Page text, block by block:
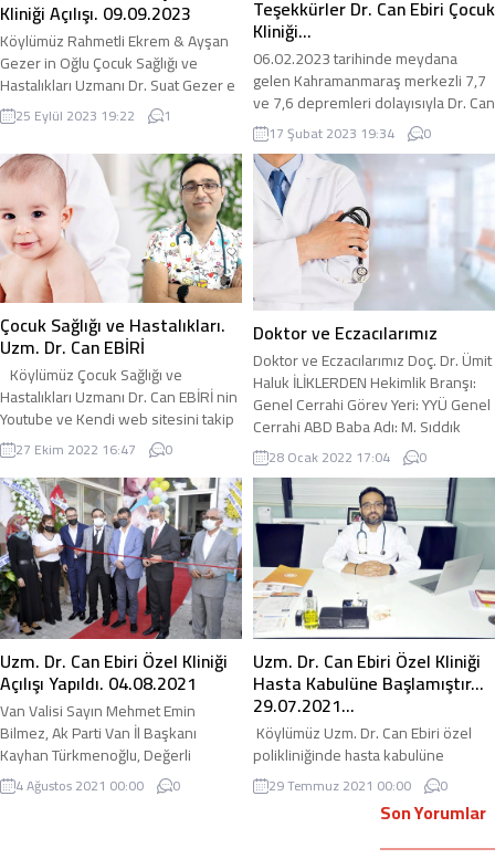
Kliniği Açılışı. 09.09.2023
Köylümüz Rahmetli Ekrem & Ayşan
Gezer in Oğlu Çocuk Sağlığı ve
Hastalıkları Uzmanı Dr. Suat Gezer e
ait İki Nisan Caddesi Terzioğlu
Kavşağı civarında Özel Çocuk Kliniği
açılışı yapıldı. 09.09.2023 tarih saat:
14.00 te yapılan açılış törenine Ak
Parti Eski İl Başkanı Av. Zahir
Soğanda, YYÜ Başhekimi Prof. Dr.
Kamuran...
25 Eylül 2023 19:22 1
Teşekkürler Dr. Can Ebiri Çocuk
Kliniği…
06.02.2023 tarihinde meydana
gelen Kahramanmaraş merkezli 7,7
ve 7,6 depremleri dolayısıyla Dr. Can
EBİRİ çocuk kliniği olarak
depremzede halkımıza tıbbi ve
insani yardım yapmak üzere
11.06.2023 tarihinde 3 araçlık
gönüllü doktor, hemşire ve
yardımsever ekip ile bölgeye
hareket ettik. Türkiye’nin çeşitli
şehirlerinden kliniğimize yapılan
yardımları afet bölgesindeki
halkımıza ulaştırdık. Bu...
17 Şubat 2023 19:34 0
Çocuk Sağlığı ve Hastalıkları.
Uzm. Dr. Can EBİRİ
Köylümüz Çocuk Sağlığı ve
Hastalıkları Uzmanı Dr. Can EBİRİ nin
Youtube ve Kendi web sitesini takip
ederek Çocuk Sağlığı ve Hastalıkları
konusunda bilgi sahibi olabilrsiniz.
DİĞER TÜM VİDEOLARI İÇİN LÜTFEN
ALTTAKİ RESME TIKLAYIN…
www.canebiri.com
27 Ekim 2022 16:47 0
Doktor ve Eczacılarımız
Doktor ve Eczacılarımız Doç. Dr. Ümit
Haluk İLİKLERDEN Hekimlik Branşı:
Genel Cerrahi Görev Yeri: YYÜ Genel
Cerrahi ABD Baba Adı: M. Sıddık
İLİKLERDEN Op. Dr. Duygu MERGAN
İLİKLERDEN ( Gelinimiz) Hekimlik
Branşı: Göğüs Cerrahi Görev Yeri:
YYÜ Baba Adı: ……………….. Uzm. Dr.
Suat GEZER Hekimlik Branşı: Çocuk
Hastalıkları Görev Yeri:...
28 Ocak 2022 17:04 0
Uzm. Dr. Can Ebiri Özel Kliniği
Açılışı Yapıldı. 04.08.2021
Van Valisi Sayın Mehmet Emin
Bilmez, Ak Parti Van İl Başkanı
Kayhan Türkmenoğlu, Değerli
Büyüklerimiz, Dostlarımız,
Akrabalarımız ve Arkadaşlarımızın
4 Ağustos 2021 00:00 0
Uzm. Dr. Can Ebiri Özel Kliniği
Hasta Kabulüne Başlamıştır…
29.07.2021…
Köylümüz Uzm. Dr. Can Ebiri özel
polikliniğinde hasta kabulüne
başlamıştır. Adres: Van Şehir
Stadyumu karşısında, Urartu Göz
Merkezi yapışığında ve TUİK
yapışığındadır. Çocuklarınızı gönül
29 Temmuz 2021 00:00 0
Son Yorumlar